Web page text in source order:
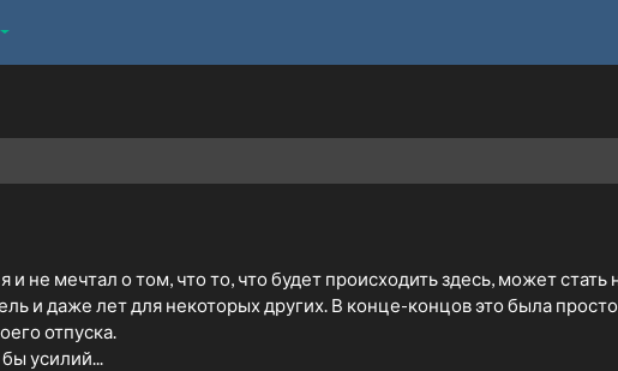
и не мечтал о том, что то, что будет происходить здесь, может
и даже лет для некоторых других. В конце-концов это была
отпуска.
усилий...